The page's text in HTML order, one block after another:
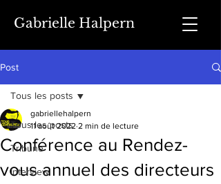
Gabrielle Halpern
Post
Tous les posts
Tribune
Interview
Tous les posts
Conférence au Rendez-
vous annuel des directeurs
gabriellehalpern
11 août 2022 2 min de lecture